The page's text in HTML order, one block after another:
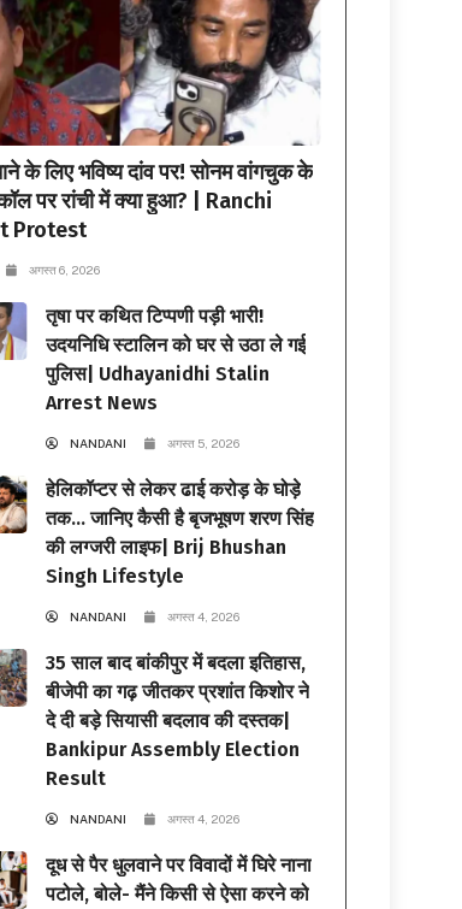
के लिए भविष्य दांव पर! सोनम वांगचुक के
पर रांची में क्या हुआ? | Ranchi
Protest
अगस्त 6, 2026
तृषा पर कथित टिप्पणी पड़ी भारी!
उदयनिधि स्टालिन को घर से उठा ले गई
पुलिस| Udhayanidhi Stalin
Arrest News
NANDANI अगस्त 5, 2026
हेलिकॉप्टर से लेकर ढाई करोड़ के घोड़े
तक… जानिए कैसी है बृजभूषण शरण सिंह
की लग्जरी लाइफ| Brij Bhushan
Singh Lifestyle
NANDANI अगस्त 4, 2026
35 साल बाद बांकीपुर में बदला इतिहास,
बीजेपी का गढ़ जीतकर प्रशांत किशोर ने
दे दी बड़े सियासी बदलाव की दस्तक|
Bankipur Assembly Election
Result
NANDANI अगस्त 4, 2026
दूध से पैर धुलवाने पर विवादों में घिरे नाना
पटोले, बोले- मैंने किसी से ऐसा करने को